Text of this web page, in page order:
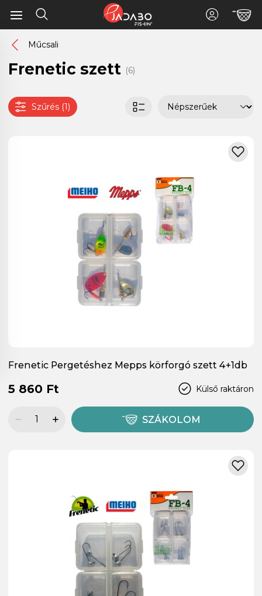
Műcsali
Frenetic szett (6)
Szűrés (1)
Frenetic Pergetéshez Mepps körforgó szett 4+1db
Külső raktáron
5 860 Ft
SZÁKOLOM